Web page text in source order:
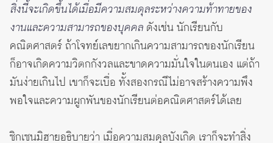
สิ่งนี้จะเกิดขึ้นได้เมื่อมีความสมดุลระหว่างความท้าทายของ
งานและความสามารถของบุคคล ดังเช่น นักเรียนกับ
คณิตศาสตร์ ถ้าโจทย์เลขยากเกินความสามารถของนักเรียน
ก็อาจเกิดความวิตกกังวลและขาดความมั่นใจในตนเอง แต่ถ้า
มันง่ายเกินไป เขาก็จะเบื่อ ทั้งสองกรณีไม่อาจสร้างความพึง
พอใจและความผูกพันของนักเรียนต่อคณิตศาสตร์ได้เลย
ซิกเซนมิฮายอธิบายว่า เมื่อความสมดุลบังเกิด เราก็จะทำสิ่ง